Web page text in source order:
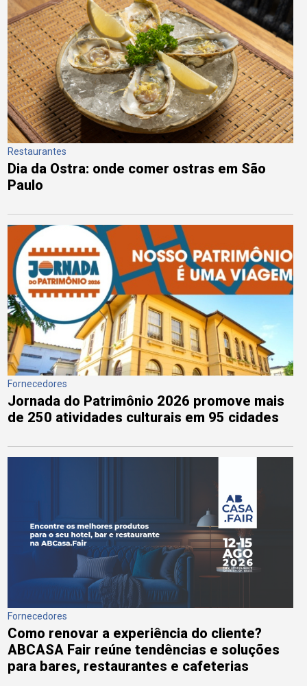
Restaurantes
Dia da Ostra: onde comer ostras em São
Paulo
Fornecedores
Jornada do Patrimônio 2026 promove mais
de 250 atividades culturais em 95 cidades
Fornecedores
Como renovar a experiência do cliente?
ABCASA Fair reúne tendências e soluções
para bares, restaurantes e cafeterias